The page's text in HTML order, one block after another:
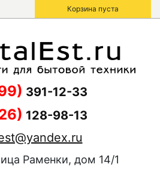
Корзина пуста
391-12-33
128-98-13
Раменки, дом 14/1